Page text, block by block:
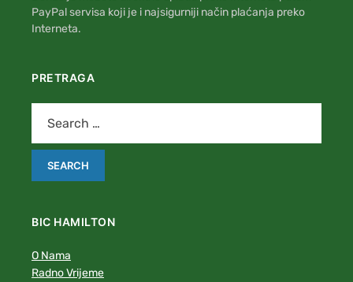
PayPal servisa koji je i najsigurniji način plaćanja preko
Interneta.
PRETRAGA
BIC HAMILTON
O Nama
Radno Vrijeme